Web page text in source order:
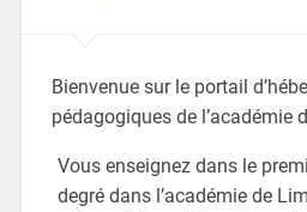
Bienvenue sur le portail
pédagogiques de l’académie
Vous enseignez dans le
degré dans l’académie de